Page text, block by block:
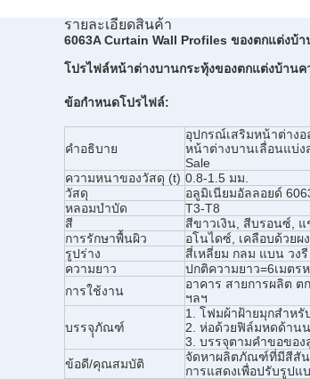
รายละเอียดสินค้า
6063A Curtain Wall Profiles ของตกแต่งบ้
โปรไฟล์หน้าต่างบานกระทุ้งของตกแต่งบ้าน
ข้อกำหนดโปรไฟล์:
คำอธิบาย
อุปกรณ์เสริมหน้าต่างอ
หน้าต่างบานเลื่อนแบ่ง
Sale
ความหนาของวัสดุ (t) 0.8-1.5 มม.
วัสดุ
อลูมิเนียมอัลลอยด์
หลอมบำบัด
T3-T8
สี
สีขาวเงิน, สีบรอนซ์,
การรักษาพื้นผิว
อโนไดซ์, เคลือบด้วยผ
รูปร่าง
สี่เหลี่ยม กลม แบน วง
ความยาว
ปกติความยาว=6เมตร
การใช้งาน
อาคาร สายการผลิต
ฯลฯ
บรรจุุภัณฑ์
1. โฟมผ้าฝ้ายมุกสำห
2. ห่อด้วยฟิล์มหดด้าน
3. บรรจุตามคำขอของ
ข้อดี/คุณสมบัติ
จัดหาผลิตภัณฑ์ที่มีสีสัน
การแสดงเพื่อปรับรูป